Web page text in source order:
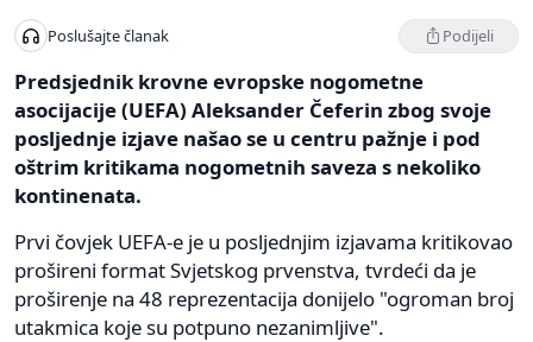
Poslušajte članak Podijeli
Predsjednik krovne evropske nogometne
asocijacije (UEFA) Aleksander Čeferin zbog svoje
posljednje izjave našao se u centru pažnje i pod
oštrim kritikama nogometnih saveza s nekoliko
kontinenata.
Prvi čovjek UEFA-e je u posljednjim izjavama kritikovao
prošireni format Svjetskog prvenstva, tvrdeći da je
proširenje na 48 reprezentacija donijelo "ogroman broj
utakmica koje su potpuno nezanimljive".